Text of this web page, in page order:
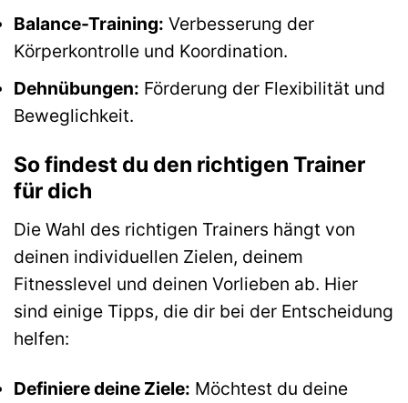
Balance-Training: Verbesserung der
Körperkontrolle und Koordination.
Dehnübungen: Förderung der Flexibilität und
Beweglichkeit.
So findest du den richtigen Trainer
für dich
Die Wahl des richtigen Trainers hängt von
deinen individuellen Zielen, deinem
Fitnesslevel und deinen Vorlieben ab. Hier
sind einige Tipps, die dir bei der Entscheidung
helfen:
Definiere deine Ziele: Möchtest du deine